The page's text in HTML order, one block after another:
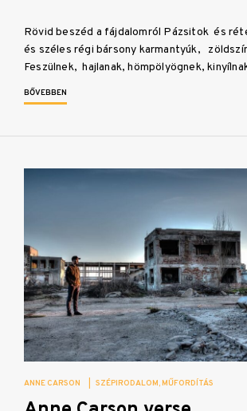
Rövid beszéd a fájdalomról Pázsitok és
és széles régi bársony karmantyúk,
Feszülnek, hajlanak, hömpölyögnek,
BŐVEBBEN
ANNE CARSON SZÉPIRODALOM MŰFORDÍTÁS